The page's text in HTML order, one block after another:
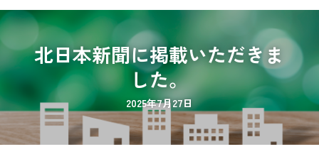
北日本新聞に掲載いただきま
した。
2025年7月27日